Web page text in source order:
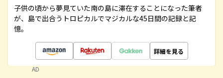
子供の頃から夢見ていた南の島に滞在することになった筆者
が、島で出合うトロピカルでマジカルな45日間の記録と記
憶。
詳細を見る
AD